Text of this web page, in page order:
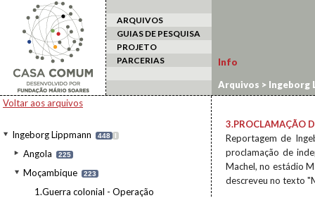
ARQUIVOS
GUIAS DE PESQUISA
PROJETO
PARCERIAS
Voltar aos arquivos
Ingeborg Lippmann 448 I
Angola 225
Moçambique 223
1.Guerra colonial - Operação
Info
Arquivos > Ingeborg
3.PROCLAMAÇÃO
Reportagem de
proclamação de
Machel, no estádio
descreveu no texto